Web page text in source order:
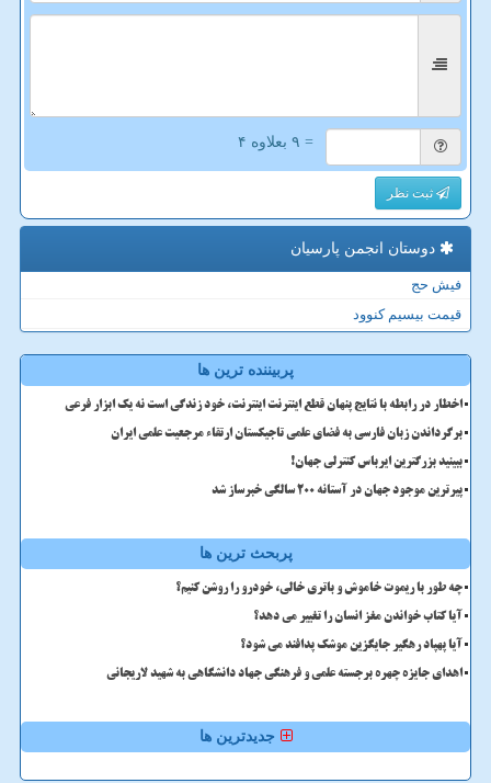
= ۹ بعلاوه ۴
ثبت نظر
دوستان انجمن پارسیان
فیش حج
قیمت بیسیم کنوود
پربیننده ترین ها
اخطار در رابطه با نتایج پنهان قطع اینترنت اینترنت، خود زندگی است نه یک ابزار فرعی
برگرداندن زبان فارسی به فضای علمی تاجیکستان ارتقاء مرجعیت علمی ایران
ببینید بزرگترین ایرباس کنترلی جهان!
پیرترین موجود جهان در آستانه ۲۰۰ سالگی خبرساز شد
پربحث ترین ها
چه طور با ریموت خاموش و باتری خالی، خودرو را روشن کنیم؟
آیا کتاب خواندن مغز انسان را تغییر می دهد؟
آیا پهپاد رهگیر جایگزین موشک پدافند می شود؟
اهدای جایزه چهره برجسته علمی و فرهنگی جهاد دانشگاهی به شهید لاریجانی
جدیدترین ها